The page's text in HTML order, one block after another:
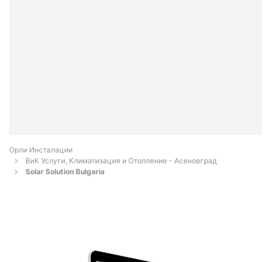
Орли Инсталации
ВиК Услуги, Климатизация и Отопление - Асеновград
Solar Solution Bulgaria